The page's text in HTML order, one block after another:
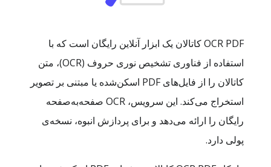
OCR PDF کاتالان یک ابزار آنلاین رایگان است که با
استفاده از فناوری تشخیص نوری حروف (OCR)، متن
کاتالان را از فایل‌های PDF اسکن‌شده یا مبتنی بر تصویر
استخراج می‌کند. این سرویس، OCR صفحه‌به‌صفحه
رایگان را ارائه می‌دهد و برای پردازش انبوه، نسخه‌ی
پولی دارد.